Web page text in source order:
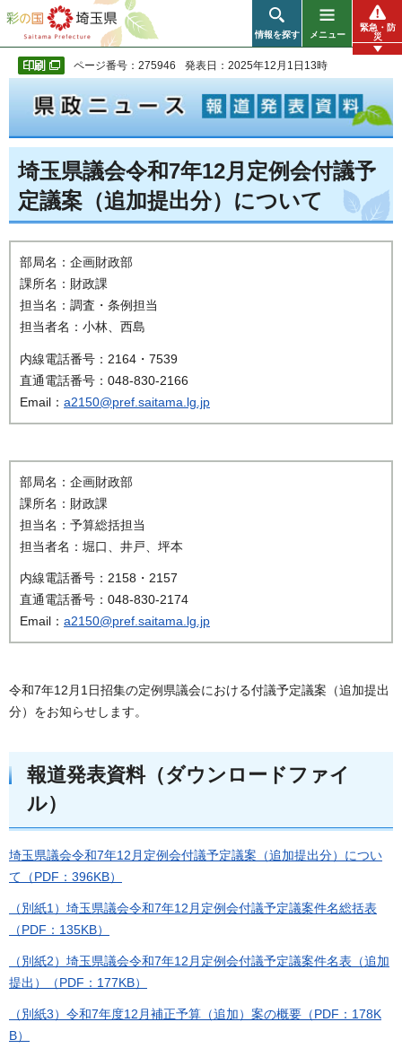
彩の国 埼玉県
情報を探す メニュー
緊急・防
災
ページ番号：275946 発表日：2025年12月1日13時
埼玉県議会令和7年12月定例会付議予
定議案（追加提出分）について
部局名：企画財政部
課所名：財政課
担当名：調査・条例担当
担当者名：小林、西島
内線電話番号：2164・7539
直通電話番号：048-830-2166
Email： a2150@pref.saitama.lg.jp
部局名：企画財政部
課所名：財政課
担当名：予算総括担当
担当者名：堀口、井戸、坪本
内線電話番号：2158・2157
直通電話番号：048-830-2174
Email： a2150@pref.saitama.lg.jp
令和7年12月1日招集の定例県議会における付議予定議案（追加提出
分）をお知らせします。
報道発表資料（ダウンロードファイ
ル）
埼玉県議会令和7年12月定例会付議予定議案（追加提出分）につい
て（PDF：396KB）
（別紙1）埼玉県議会令和7年12月定例会付議予定議案件名総括表
（PDF：135KB）
（別紙2）埼玉県議会令和7年12月定例会付議予定議案件名表（追加
提出）（PDF：177KB）
（別紙3）令和7年度12月補正予算（追加）案の概要（PDF：178K
B）